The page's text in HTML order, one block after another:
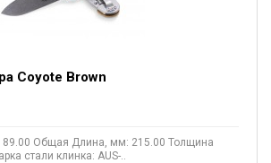
Coyote Brown
Общая Длина, мм: 215.00 Толщина
стали клинка: AUS-..